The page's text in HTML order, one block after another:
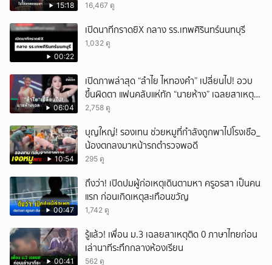
15:18 16,467 ดู
00:22
เปิดนาทีกราดยิX กลาง รร.เทพศิรินทร์นนทบุรี
1,032 ดู
06:04
เปิดภาพล่าสุด “ลำไย ไหทองคำ” เปลี่ยนไป! อวบ
ขึ้นผิดตา แฟนคลับแห่ทัก “นายห้าง” เฉลยสาเหตุ
ชัด!
2,758 ดู
10:54
บุญใหญ่! รองเทน ช่วยหมูที่กำลังถูกพาไปโรงเชือ_
น้องตกลงมาหน้ารถตำรวจพอดี
295 ดู
00:47
ถึงว่า! เปิดปมผู้ก่อเหตุเดินตามหา ครูอรสา เป็นคน
แรก ก่อนเกิดเหตุสะเทือนขวัญ
1,742 ดู
00:41
รู้แล้ว! เพื่อน ม.3 เฉลยสาเหตุติด 0 ภาษาไทยก่อน
เล่านาทีระทึกกลางห้องเรียน
562 ดู